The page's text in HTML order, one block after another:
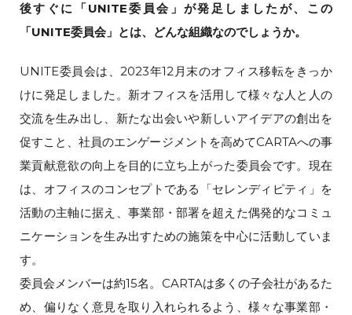
後すぐに「UNITE委員会」が発足しましたが、この
「UNITE委員会」とは、どんな組織なのでしょうか。
UNITE委員会は、2023年12月末のオフィス移転をきっか
けに発足しました。新オフィスを活用して様々な人と人の
交流を生み出し、新たな出会いや新しいアイデアの創出を
促すこと、社員のエンゲージメントを高めてCARTAへの事
業貢献意欲の向上を目的に立ち上がった委員会です。現在
は、オフィスのコンセプトである「セレンディピティ」を
活動の主軸に据え、事業部・部署を超えた偶発的なコミュ
ニケーションを生み出すための施策を中心に活動していま
す。
委員会メンバーは約15名。CARTAは多くの子会社があるた
め、偏りなく意見を取り入れられるよう、様々な事業部・